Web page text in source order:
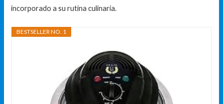
incorporado a su rutina culinaria.
BESTSELLER NO. 1